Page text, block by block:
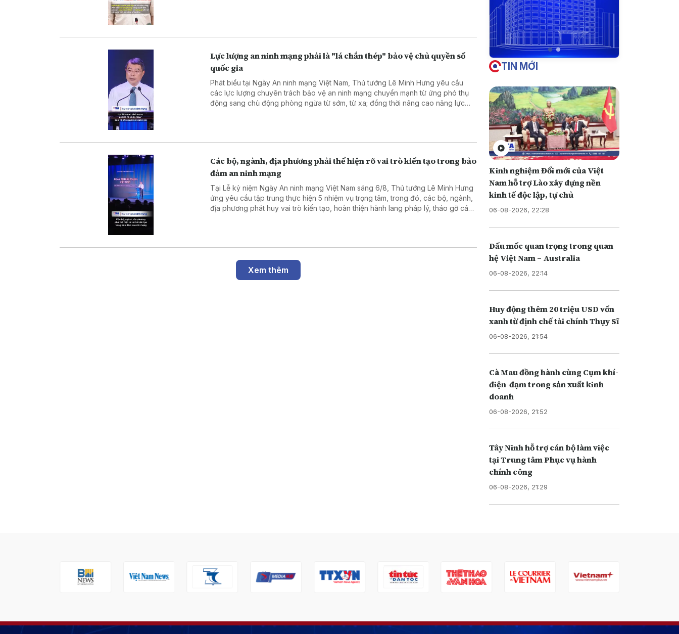
Lực lượng an ninh mạng phải là "lá chắn thép" bảo vệ chủ quyền số
quốc gia
Phát biểu tại Ngày An ninh mạng Việt Nam, Thủ tướng Lê Minh Hưng yêu cầu
các lực lượng chuyên trách bảo vệ an ninh mạng chuyển mạnh từ ứng phó thụ
động sang chủ động phòng ngừa từ sớm, từ xa; đồng thời nâng cao năng lực
Các bộ, ngành, địa phương phải thể hiện rõ vai trò kiến tạo trong bảo
đảm an ninh mạng
Tại Lễ kỷ niệm Ngày An ninh mạng Việt Nam sáng 6/8, Thủ tướng Lê Minh Hưng
ứng yêu cầu tập trung thực hiện 5 nhiệm vụ trọng tâm, trong đó, các bộ, ngành,
địa phương phát huy vai trò kiến tạo, hoàn thiện hành lang pháp lý, tháo gỡ các
Xem thêm
TIN MỚI
Kinh nghiệm Đổi mới của Việt
Nam hỗ trợ Lào xây dựng nền
kinh tế độc lập, tự chủ
06-08-2026, 22:28
Dấu mốc quan trọng trong quan
hệ Việt Nam – Australia
06-08-2026, 22:14
Huy động thêm 20 triệu USD vốn
xanh từ định chế tài chính Thụy Sĩ
06-08-2026, 21:54
Cà Mau đồng hành cùng Cụm khí-
điện-đạm trong sản xuất kinh
doanh
06-08-2026, 21:52
Tây Ninh hỗ trợ cán bộ làm việc
tại Trung tâm Phục vụ hành
chính công
06-08-2026, 21:29